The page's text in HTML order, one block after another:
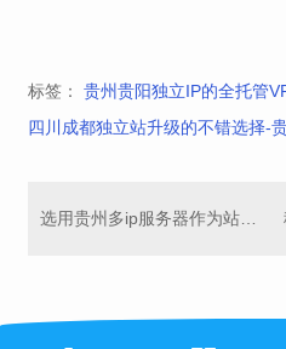
标签：
贵州贵阳独立IP的全托管
四川成都独立站升级的不错选择-